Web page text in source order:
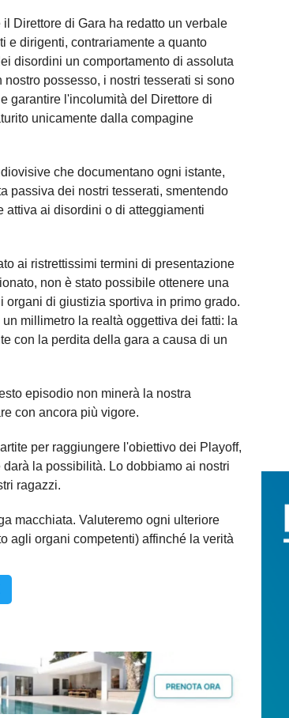
Direttore di Gara ha redatto un verbale
e dirigenti, contrariamente a quanto
disordini un comportamento di assoluta
possesso, i nostri tesserati si sono
garantire l'incolumità del Direttore di
unicamente dalla compagine
che documentano ogni istante,
passiva dei nostri tesserati, smentendo
ai disordini o di atteggiamenti
ai ristrettissimi termini di presentazione
non è stato possibile ottenere una
di giustizia sportiva in primo grado.
millimetro la realtà oggettiva dei fatti: la
con la perdita della gara a causa di un
episodio non minerà la nostra
con ancora più vigore.
per raggiungere l'obiettivo dei Playoff,
la possibilità. Lo dobbiamo ai nostri
ragazzi.
macchiata. Valuteremo ogni ulteriore
agli organi competenti) affinché la verità